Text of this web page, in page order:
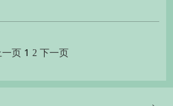
一页 1 2 下一页